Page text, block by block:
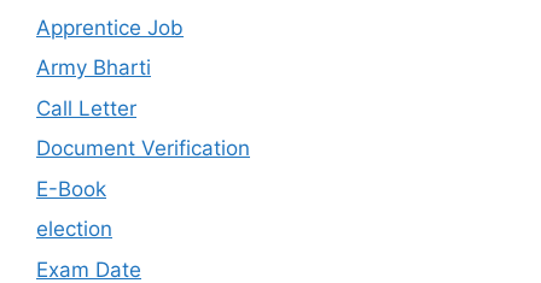
Apprentice Job
Army Bharti
Call Letter
Document Verification
E-Book
election
Exam Date